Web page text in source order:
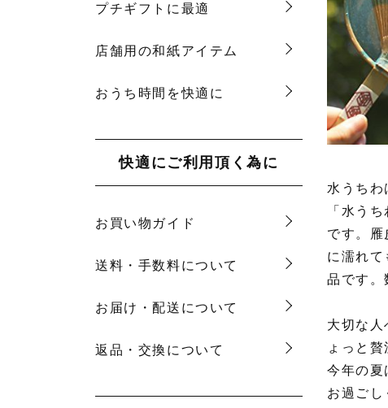
プチギフトに最適
店舗用の和紙アイテム
おうち時間を快適に
快適にご利用頂く為に
お買い物ガイド
送料・手数料について
お届け・配送について
返品・交換について
水うち
「水う
です。
に濡れ
品です。
大切な
ょっと
今年の夏
お過ごし